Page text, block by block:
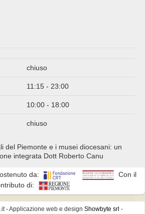
chiuso
11:15 - 23:00
10:00 - 18:00
chiuso
del Piemonte e i musei diocesani: un
integrata Dott Roberto Canu
da:
Con il
di:
- Applicazione web e design Showbyte srl -